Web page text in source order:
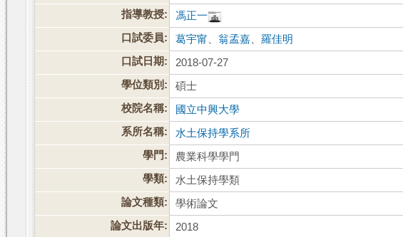
指導教授:
馮正一
口試委員:
葛宇甯 、翁孟嘉 、羅佳明
口試日期:
2018-07-27
學位類別:
碩士
校院名稱:
國立中興大學
系所名稱:
水土保持學系所
學門:
農業科學學門
學類:
水土保持學類
論文種類:
學術論文
論文出版年:
2018